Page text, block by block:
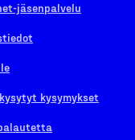
jäsenpalvelu
kysymykset